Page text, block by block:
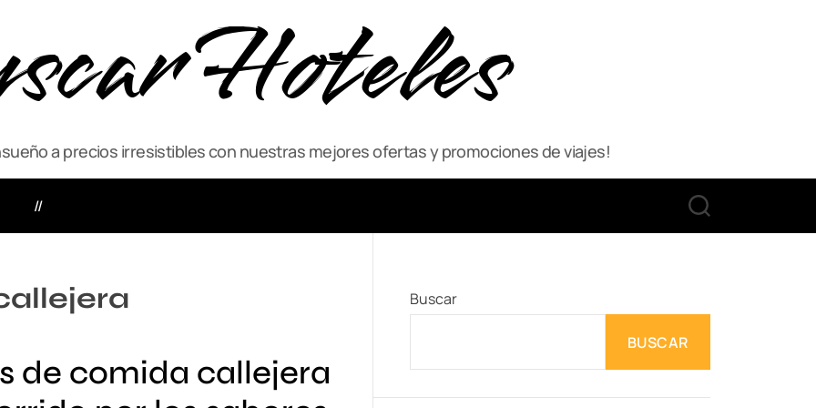
Hoteles
a precios irresistibles con nuestras mejores ofertas y promociones de viajes!
S
H
de comida callejera
Buscar
BUSCAR